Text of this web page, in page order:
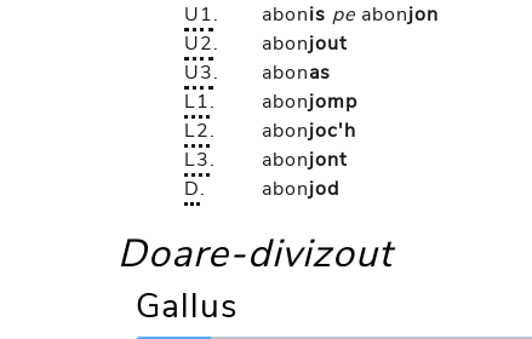
U1. abonis pe abonjon
U2. abonjout
U3. abonas
L1. abonjomp
L2. abonjoc'h
L3. abonjont
D. abonjod
Doare-divizout
Gallus